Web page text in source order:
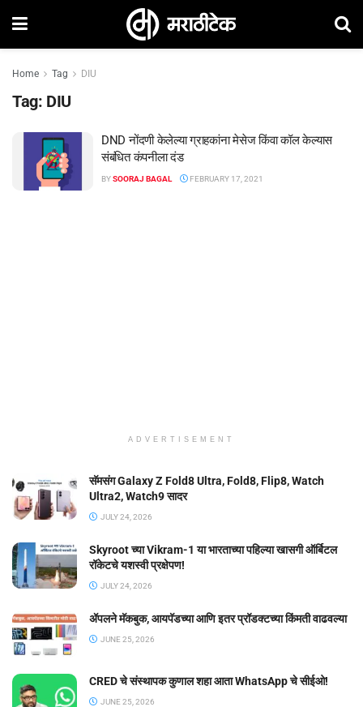
Home Tag DIU
Tag: DIU
DND नोंदणी केलेल्या ग्राहकांना मेसेज किंवा कॉल केल्यास
संबंधित कंपनीला दंड
BYSOORAJ BAGAL FEBRUARY 17, 2021
ADVERTISEMENT
सॅमसंग Galaxy Z Fold8 Ultra, Fold8, Flip8, Watch
Ultra2, Watch9 सादर
JULY 24, 2026
Skyroot च्या Vikram-1 या भारताच्या पहिल्या खासगी ऑर्बिटल
रॉकेटचे यशस्वी प्रक्षेपण!
JULY 24, 2026
ॲपलने मॅकबुक, आयपॅडच्या आणि इतर प्रॉडक्टच्या किंमती वाढवल्या
JUNE 25, 2026
CRED चे संस्थापक कुणाल शहा आता WhatsApp चे सीईओ!
JUNE 25, 2026